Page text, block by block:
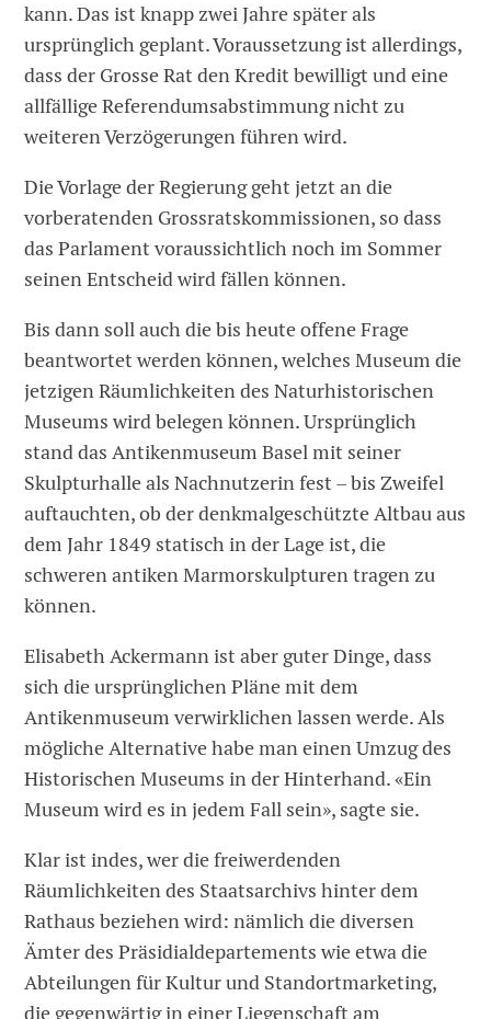
kann. Das ist knapp zwei Jahre später als
ursprünglich geplant. Voraussetzung ist allerdings,
dass der Grosse Rat den Kredit bewilligt und eine
allfällige Referendumsabstimmung nicht zu
weiteren Verzögerungen führen wird.
Die Vorlage der Regierung geht jetzt an die
vorberatenden Grossratskommissionen, so dass
das Parlament voraussichtlich noch im Sommer
seinen Entscheid wird fällen können.
Bis dann soll auch die bis heute offene Frage
beantwortet werden können, welches Museum die
jetzigen Räumlichkeiten des Naturhistorischen
Museums wird belegen können. Ursprünglich
stand das Antikenmuseum Basel mit seiner
Skulpturhalle als Nachnutzerin fest – bis Zweifel
auftauchten, ob der denkmalgeschützte Altbau aus
dem Jahr 1849 statisch in der Lage ist, die
schweren antiken Marmorskulpturen tragen zu
können.
Elisabeth Ackermann ist aber guter Dinge, dass
sich die ursprünglichen Pläne mit dem
Antikenmuseum verwirklichen lassen werde. Als
mögliche Alternative habe man einen Umzug des
Historischen Museums in der Hinterhand. «Ein
Museum wird es in jedem Fall sein», sagte sie.
Klar ist indes, wer die freiwerdenden
Räumlichkeiten des Staatsarchivs hinter dem
Rathaus beziehen wird: nämlich die diversen
Ämter des Präsidialdepartements wie etwa die
Abteilungen für Kultur und Standortmarketing,
die gegenwärtig in einer Liegenschaft am